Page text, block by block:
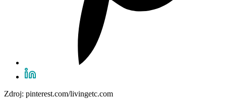
Zdroj: pinterest.com/livingetc.com